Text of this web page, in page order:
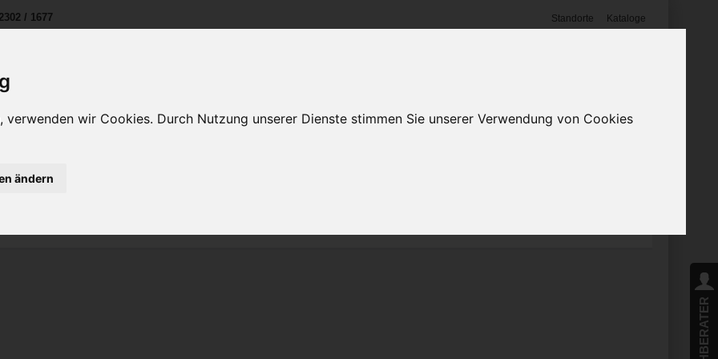
wir Cookies. Durch Nutzung unserer Dienste stimmen Sie unserer Verwendung von Cookies
ändern
/ 1677 Standorte Kataloge
Unternehmen Kontakt Angebote
Pizzatische